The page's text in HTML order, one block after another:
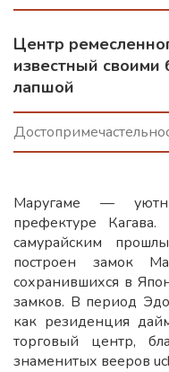
Центр
известный
лапшой
Маругаме —
префектуре
самурайским
построен замок
сохранившихся в
замков. В период
как резиденция
торговый центр,
знаменитых вееров